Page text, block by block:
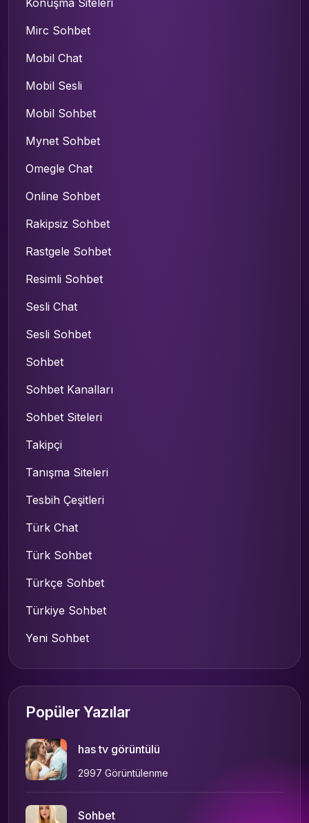
Konuşma Siteleri
Mirc Sohbet
Mobil Chat
Mobil Sesli
Mobil Sohbet
Mynet Sohbet
Omegle Chat
Online Sohbet
Rakipsiz Sohbet
Rastgele Sohbet
Resimli Sohbet
Sesli Chat
Sesli Sohbet
Sohbet
Sohbet Kanalları
Sohbet Siteleri
Takipçi
Tanışma Siteleri
Tesbih Çeşitleri
Türk Chat
Türk Sohbet
Türkçe Sohbet
Türkiye Sohbet
Yeni Sohbet
Popüler Yazılar
has tv görüntülü
2997 Görüntülenme
Sohbet